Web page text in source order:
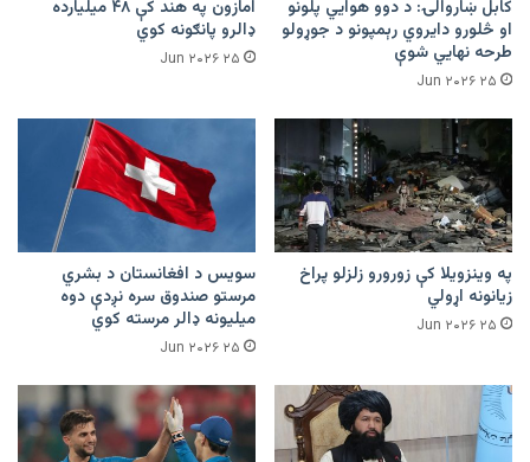
کابل ښاروالۍ: د دوو هوايي پلونو
او څلورو دایروي رېمپونو د جوړولو
طرحه نهایي شوې
۲۵ Jun ۲۰۲۶
امازون په هند کې ۴۸ میلیارده
ډالرو پانګونه کوي
۲۵ Jun ۲۰۲۶
په وینزویلا کې زورورو زلزلو پراخ
زیانونه اړولي
۲۵ Jun ۲۰۲۶
سویس د افغانستان د بشري
مرستو صندوق سره نږدې دوه
میلیونه ډالر مرسته کوي
۲۵ Jun ۲۰۲۶